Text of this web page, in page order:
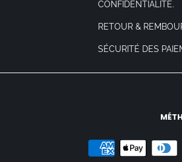
CONFIDENTIALITÉ.
RETOUR &
SÉCURITÉ DES